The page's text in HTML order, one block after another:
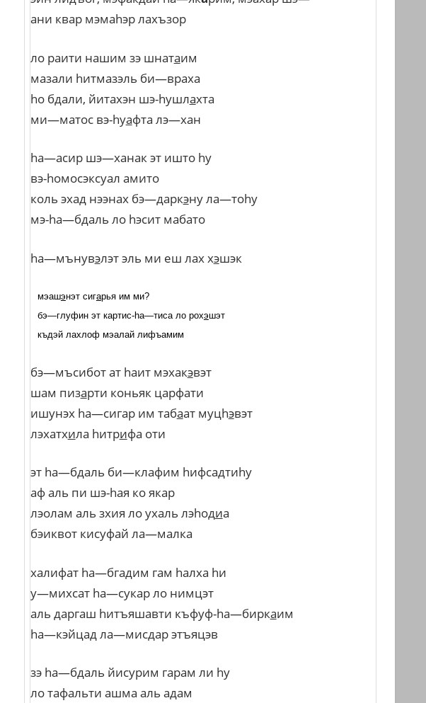
ани квар мэмаhэрлахъзор
ло раити нашим зэ шнатаим
мазали hитмазэль би—враха
hо бдали, йитахэн шэ-hушлахта
ми—матос вэ-hуафта лэ—хан
hа—асир шэ—ханакэт иштоhу
вэ-hомосэксуал амито
коль эхад нээнах бэ—даркэнула—тоhу
мэ-hа—бдаль лоhэсит мабато
hа—мънувэлэтэль ми еш лаххэшэк
мэашэнэт сигарья им ми?
бэ—глуфин эт картис-hа—тиса ло рохэшэт
къдэй лахлоф мэалай лифъамим
бэ—мъсиботатhаит мэхакэвэт
шам пизарти коньяк царфати
ишунэхhа—сигар им табаат муцhэвэт
лэхатхила hитрифа оти
этhа—бдаль би—клафим hифсадтиhу
афаль пи шэ-hая коякар
лэолам аль зхия лоухаль лэhодиа
бэиквот кисуфай ла—малка
халифатhа—бгадим гам hалха hи
у—михсатhа—сукарло нимцэт
аль даргаш hитъяшавти къфуф-hа—биркаим
hа—кэйцадла—мисдарэтъяцэв
зэhа—бдаль йисурим гарам ли hу
лотафальти ашма аль адам